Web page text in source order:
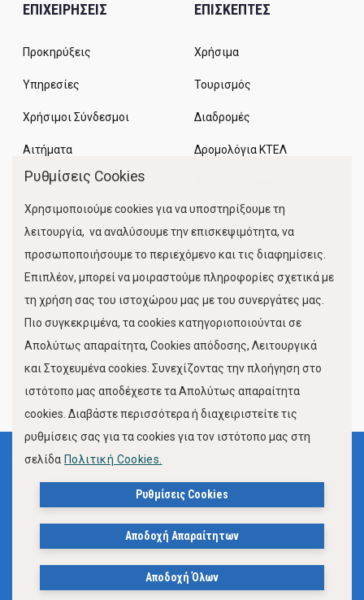
ΕΠΙΧΕΙΡΗΣΕΙΣ
Προκηρύξεις
Υπηρεσίες
Χρήσιμοι Σύνδεσμοι
Αιτήματα
ΕΠΙΣΚΕΠΤΕΣ
Χρήσιμα
Τουρισμός
Διαδρομές
Δρομολόγια ΚΤΕΛ
Κίνηση Λιμένος
FOLLOW US
© 2023, Δήμος Βόλου
Όροι Χρήσης
Πολιτική Προστασίας Προσωπικών Δεδομένων
Πολιτική Cookies
Ρυθμίσεις Cookies
Χρησιμοποιούμε cookies για να υποστηρίξουμε τη
λειτουργία, να αναλύσουμε την επισκεψιμότητα, να
προσωποποιήσουμε το περιεχόμενο και τις διαφημίσεις.
Επιπλέον, μπορεί να μοιραστούμε πληροφορίες σχετικά με
τη χρήση σας του ιστοχώρου μας με του συνεργάτες μας.
Πιο συγκεκριμένα, τα cookies κατηγοριοποιούνται σε
Απολύτως απαραίτητα, Cookies απόδοσης, Λειτουργικά
και Στοχευμένα cookies. Συνεχίζοντας την πλοήγηση στο
ιστότοπο μας αποδέχεστε τα Απολύτως απαραίτητα
cookies. Διαβάστε περισσότερα ή διαχειριστείτε τις
ρυθμίσεις σας για τα cookies για τον ιστότοπο μας στη
σελίδα Πολιτική Cookies.
Ρυθμίσεις Cookies
Αποδοχή Απαραίτητων
Αποδοχή Όλων